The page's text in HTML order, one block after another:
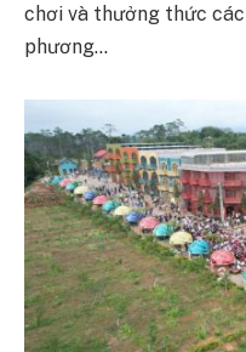
chơi và thưởng thức
phương…